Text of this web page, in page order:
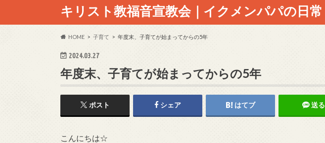
キリスト教福音宣教会｜イクメンパパの日常
HOME 子育て 年度末、子育てが始まってからの5年
2024.03.27
年度末、子育てが始まってからの5年
ポスト シェア はてブ 送る
こんにちは☆